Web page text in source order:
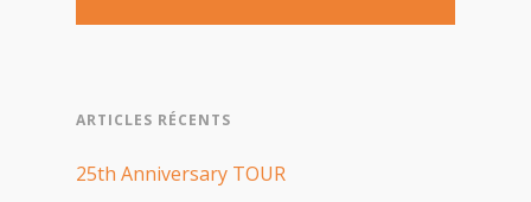
ARTICLES RÉCENTS
25th Anniversary TOUR